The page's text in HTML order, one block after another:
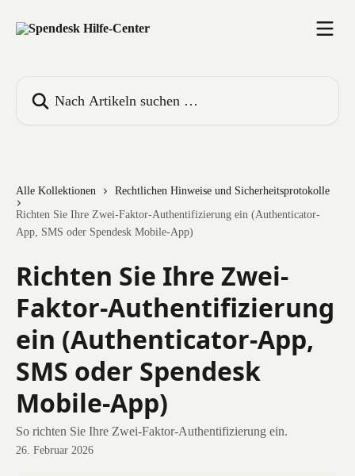
Alle Kollektionen
Rechtlichen Hinweise und Sicherheitsprotokolle
Richten Sie Ihre Zwei-Faktor-Authentifizierung ein (Authenticator-
App, SMS oder Spendesk Mobile-App)
Richten Sie Ihre Zwei-
Faktor-Authentifizierung
ein (Authenticator-App,
SMS oder Spendesk
Mobile-App)
So richten Sie Ihre Zwei-Faktor-Authentifizierung ein.
26. Februar 2026